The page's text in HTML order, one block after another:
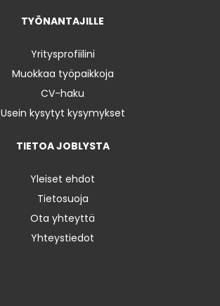
TYÖNANTAJILLE
Yritysprofiilini
Muokkaa työpaikkoja
CV-haku
Usein kysytyt kysymykset
TIETOA JOBLYSTA
Yleiset ehdot
Tietosuoja
Ota yhteyttä
Yhteystiedot